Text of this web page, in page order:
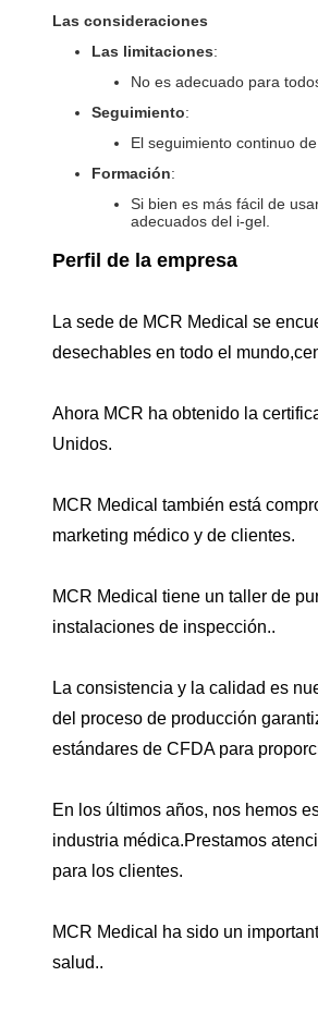
Las consideraciones
Las limitaciones:
No es adecuado para
Seguimiento:
El seguimiento continuo
Formación:
Si bien es más fácil de
adecuados del i-gel.
Perfil de la empresa
La sede de MCR Medical se
desechables en todo el
Ahora MCR ha obtenido la
Unidos.
MCR Medical también está
marketing médico y de clientes.
MCR Medical tiene un taller de
instalaciones de inspección..
La consistencia y la calidad es
del proceso de producción
estándares de CFDA para
En los últimos años, nos hemos
industria médica.Prestamos
para los clientes.
MCR Medical ha sido un
salud..